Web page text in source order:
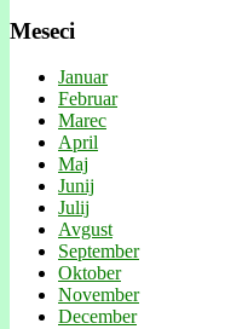
Meseci
Januar
Februar
Marec
April
Maj
Junij
Julij
Avgust
September
Oktober
November
December